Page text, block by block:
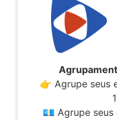
👉 Agrupe seus
💶 Agrupe